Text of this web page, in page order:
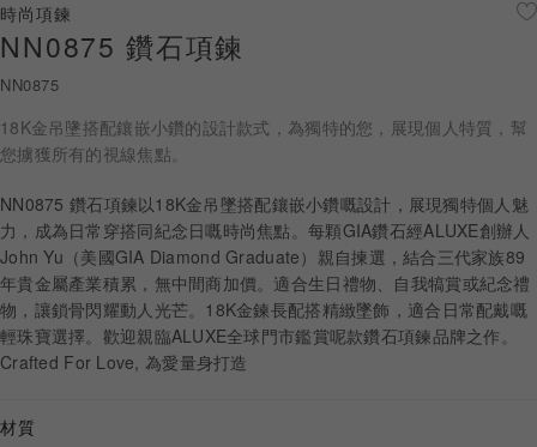
黃金金飾
關於ALUXE
嚴選鑽石
最新消息
婚禮護照
線上購物
時尚項鍊
NN0875 鑽石項鍊
NN0875
18K金吊墬搭配鑲嵌小鑽的設計款式，為獨特的您，展現個人特質，幫
您擄獲所有的視線焦點。
NN0875 鑽石項鍊以18K金吊墜搭配鑲嵌小鑽嘅設計，展現獨特個人魅
力，成為日常穿搭同紀念日嘅時尚焦點。每顆GIA鑽石經ALUXE創辦人
John Yu（美國GIA Diamond Graduate）親自揀選，結合三代家族89
年貴金屬產業積累，無中間商加價。適合生日禮物、自我犒賞或紀念禮
物，讓鎖骨閃耀動人光芒。18K金鍊長配搭精緻墜飾，適合日常配戴嘅
輕珠寶選擇。歡迎親臨ALUXE全球門市鑑賞呢款鑽石項鍊品牌之作。
Crafted For Love, 為愛量身打造
材質